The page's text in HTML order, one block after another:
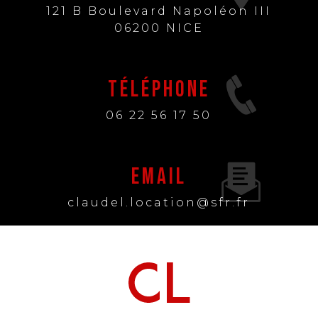
121 B Boulevard Napoléon III
06200 NICE
Téléphone
06 22 56 17 50
Email
claudel.location@sfr.fr